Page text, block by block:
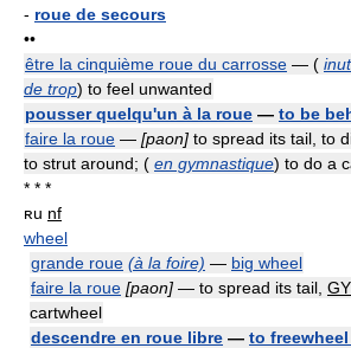
- roue de secours
••
être la cinquième roue du carrosse — (
de trop) to feel unwanted
pousser quelqu'un à la roue — to be
faire la roue — [paon] to spread its tail, to
to strut around; ( en gymnastique) to do a
* * *
ʀu nf
wheel
grande roue (à la foire) — big wheel
faire la roue [paon] — to spread its tail,
cartwheel
descendre en roue libre — to